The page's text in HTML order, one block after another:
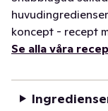
koncept - recept
Se alla våra